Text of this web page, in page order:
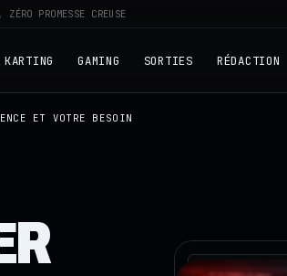
PROMESSE CREUSE
KARTING GAMING SORTIES RÉDACTION
ET VOTRE BESOIN
RZ · TELEMETRY